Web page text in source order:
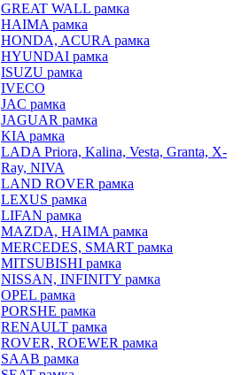
GREAT WALL рамка
HAIMA рамка
HONDA, ACURA рамка
HYUNDAI рамка
ISUZU рамка
IVECO
JAC рамка
JAGUAR рамка
KIA рамка
LADA Priora, Kalina, Vesta, Granta, X-
Ray, NIVA
LAND ROVER рамка
LEXUS рамка
LIFAN рамка
MAZDA, HAIMA рамка
MERCEDES, SMART рамка
MITSUBISHI рамка
NISSAN, INFINITY рамка
OPEL рамка
PORSHE рамка
RENAULT рамка
ROVER, ROEWER рамка
SAAB рамка